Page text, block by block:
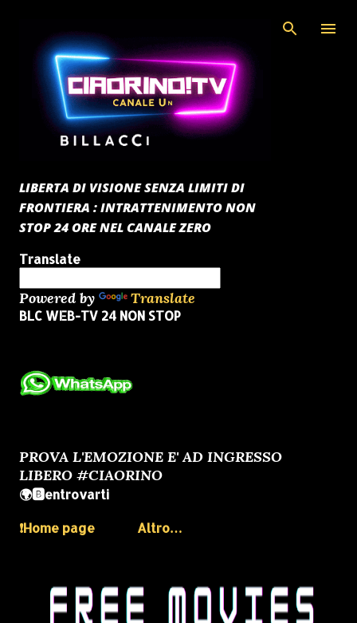
LIBERTA DI VISIONE SENZA LIMITI DI
FRONTIERA : INTRATTENIMENTO NON
STOP 24 ORE NEL CANALE ZERO
Translate
Powered by Translate
BLC WEB-TV 24 NON STOP
PROVA L'EMOZIONE E' AD INGRESSO
LIBERO #CIAORINO
🌍🅱️entrovarti
❗️Home page
Altro…